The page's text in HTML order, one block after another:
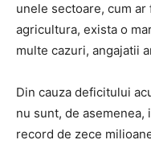
unele sectoare, cum
agricultura, exista o
multe cazuri, angajatii
Din cauza deficitului
nu sunt, de asemenea,
record de zece